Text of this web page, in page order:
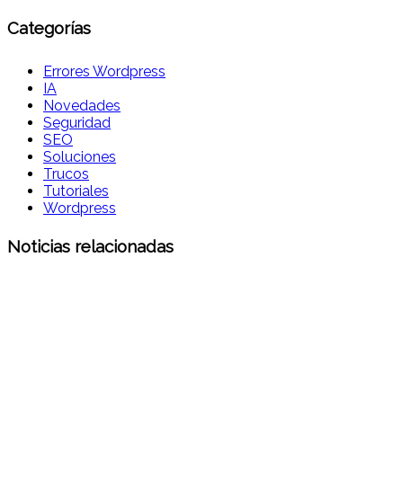
Categorías
Errores Wordpress
IA
Novedades
Seguridad
SEO
Soluciones
Trucos
Tutoriales
Wordpress
Noticias relacionadas